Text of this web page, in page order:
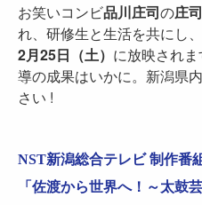
お笑いコンビ品川庄司の庄
れ、研修生と生活を共にし
2月25日（土） に放映され
導の成果はいかに。新潟県
さい !
NST新潟総合テレビ 制作番
「佐渡から世界へ！～太鼓